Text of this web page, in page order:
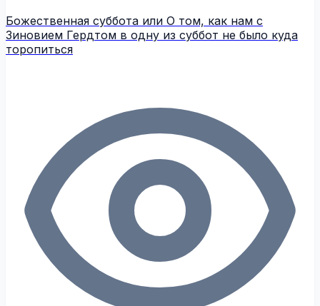
Божественная суббота или О том, как нам с
Зиновием Гердтом в одну из суббот не было куда
торопиться